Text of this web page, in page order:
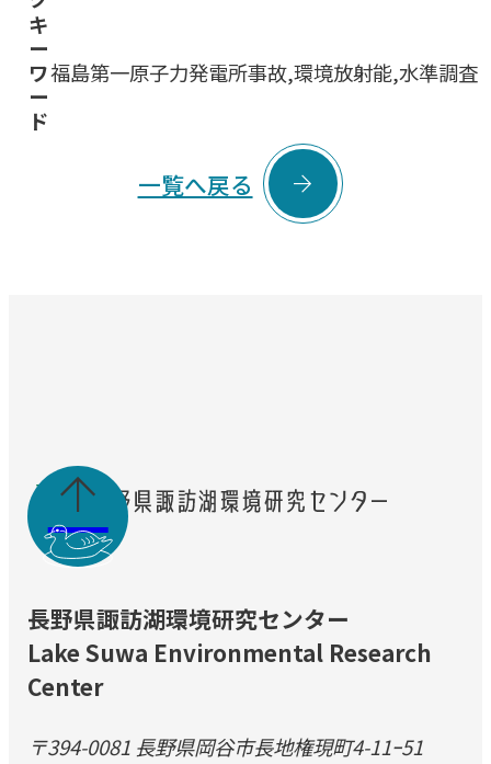
キ
ー
ワ
ー
ド
福島第一原子力発電所事故,環境放射能,水準調査
一覧へ戻る 

長野県諏訪湖環境研究センター
Lake Suwa Environmental Research
Center
〒394-0081 長野県岡谷市長地権現町4-11ｰ51